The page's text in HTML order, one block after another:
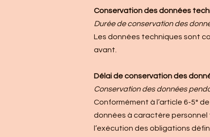
Conservation des données
Durée de conservation des
Les données techniques sont
avant.
Délai de conservation des
Conservation des données
Conformément à l’article 6-5°
données à caractère personnel
l’exécution des obligations